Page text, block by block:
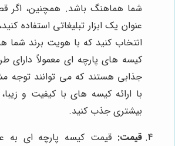
شما هماهنگ باشد. همچنین، اگر
عنوان یک ابزار تبلیغاتی استفاده
انتخاب کنید که با هویت برند شما
کیسه های پارچه ای معمولاً
جذابی هستند که می توانند توجه
با ارائه کیسه های با کیفیت و
بیشتری جذب کنید.
قیمت: قیمت کیسه پارچه ای به